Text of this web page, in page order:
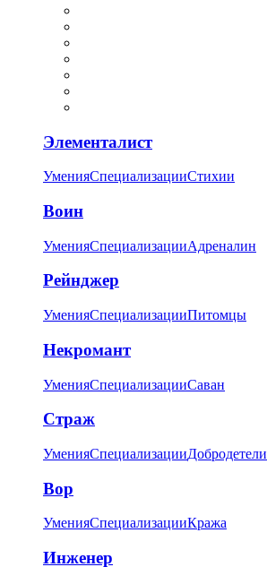
Элементалист
УменияСпециализацииСтихии
Воин
УменияСпециализацииАдреналин
Рейнджер
УменияСпециализацииПитомцы
Некромант
УменияСпециализацииСаван
Страж
УменияСпециализацииДобродетели
Вор
УменияСпециализацииКража
Инженер